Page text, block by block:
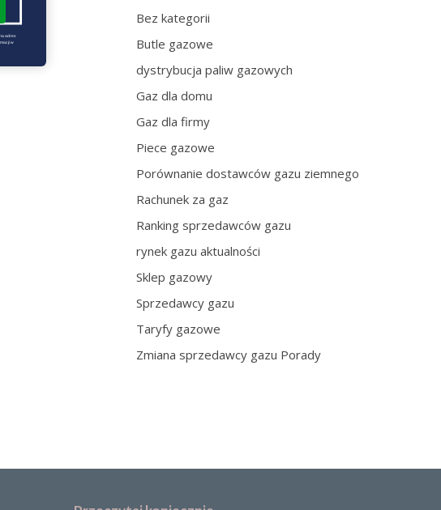
Bez kategorii
Butle gazowe
dystrybucja paliw gazowych
Gaz dla domu
Gaz dla firmy
Piece gazowe
Porównanie dostawców gazu ziemnego
Rachunek za gaz
Ranking sprzedawców gazu
rynek gazu aktualności
Sklep gazowy
Sprzedawcy gazu
Taryfy gazowe
Zmiana sprzedawcy gazu Porady
adres
w